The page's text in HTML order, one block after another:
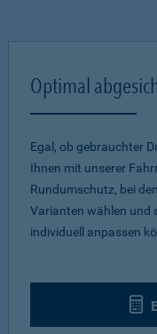
Optimal
Egal, ob gebrauchter
Ihnen mit unserer
Rundumschutz, bei
Varianten wählen und
individuell anpassen